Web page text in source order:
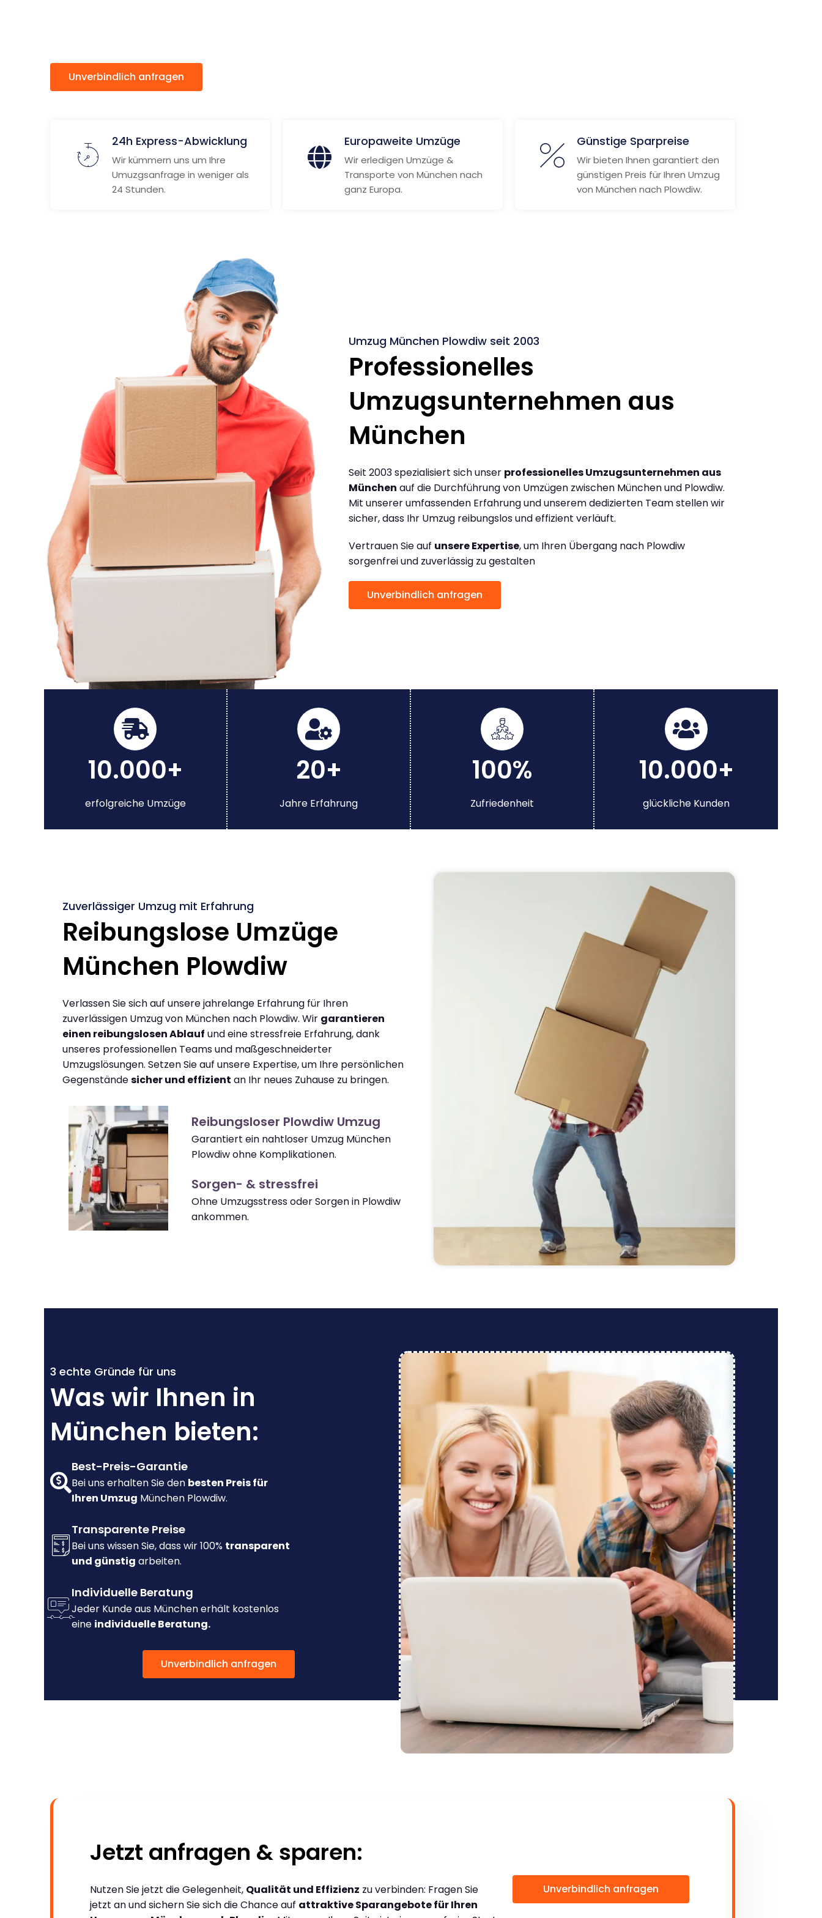
Unverbindlich anfragen
24h Express-Abwicklung
Wir kümmern uns um Ihre
Umuzgsanfrage in weniger als
24 Stunden.
Europaweite Umzüge
Wir erledigen Umzüge &
Transporte von München nach
ganz Europa.
Günstige Sparpreise
Wir bieten Ihnen garantiert den
günstigen Preis für Ihren Umzug
von München nach Plowdiw.
Umzug München Plowdiw seit 2003
Professionelles
Umzugsunternehmen aus
München
Seit 2003 spezialisiert sich unser professionelles Umzugsunternehmen aus
München auf die Durchführung von Umzügen zwischen München und Plowdiw.
Mit unserer umfassenden Erfahrung und unserem dedizierten Team stellen wir
sicher, dass Ihr Umzug reibungslos und effizient verläuft.
Vertrauen Sie auf unsere Expertise, um Ihren Übergang nach Plowdiw
sorgenfrei und zuverlässig zu gestalten
Unverbindlich anfragen
10.000+
erfolgreiche Umzüge
20+
Jahre Erfahrung
100%
Zufriedenheit
10.000+
glückliche Kunden
Zuverlässiger Umzug mit Erfahrung
Reibungslose Umzüge
München Plowdiw
Verlassen Sie sich auf unsere jahrelange Erfahrung für Ihren
zuverlässigen Umzug von München nach Plowdiw. Wir garantieren
einen reibungslosen Ablauf und eine stressfreie Erfahrung, dank
unseres professionellen Teams und maßgeschneiderter
Umzugslösungen. Setzen Sie auf unsere Expertise, um Ihre persönlichen
Gegenständesicher und effizient an Ihr neues Zuhause zu bringen.
Reibungsloser Plowdiw Umzug
Garantiert ein nahtloser Umzug München
Plowdiw ohne Komplikationen.
Sorgen- & stressfrei
Ohne Umzugsstress oder Sorgen in Plowdiw
ankommen.
3 echte Gründe für uns
Was wir Ihnen in
München bieten:
Best-Preis-Garantie
Bei uns erhalten Sie den besten Preis für
Ihren Umzug München Plowdiw.
Transparente Preise
Bei uns wissen Sie, dass wir 100% transparent
und günstig arbeiten.
Individuelle Beratung
Jeder Kunde aus München erhält kostenlos
eine individuelle Beratung.
Unverbindlich anfragen
Jetzt anfragen & sparen:
Nutzen Sie jetzt die Gelegenheit, Qualität und Effizienz zu verbinden: Fragen Sie
jetzt an und sichern Sie sich die Chance auf attraktive Sparangebote für Ihren
Unverbindlich anfragen